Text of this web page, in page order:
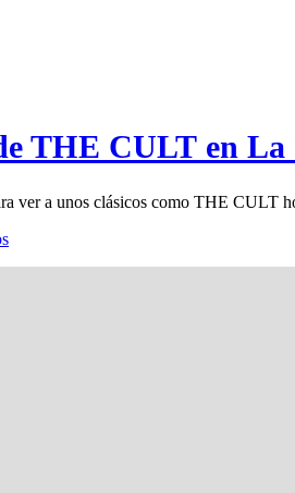
THE CULT en
ver a unos clásicos como THE CULT